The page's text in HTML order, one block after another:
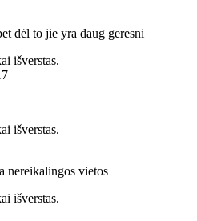
dėl to jie yra daug geresni
išverstas.
išverstas.
nereikalingos vietos
išverstas.